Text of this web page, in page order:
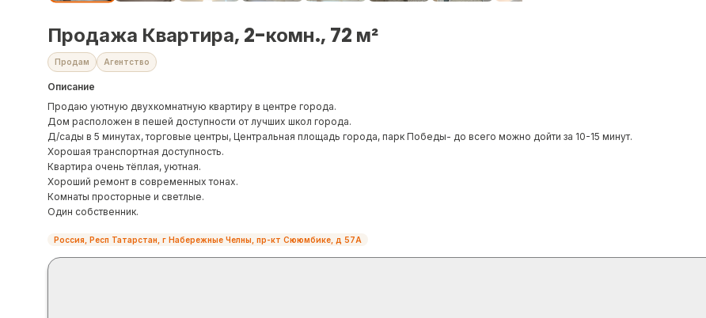
Продажа Квартира, 2-комн., 72 м²
Продам Агентство
Описание
Продаю уютную двухкомнатную квартиру в центре города.
Дом расположен в пешей доступности от лучших школ города.
Д/сады в 5 минутах, торговые центры, Центральная площадь города, парк Победы- до всего можно дойти за 10-15 минут.
Хорошая транспортная доступность.
Квартира очень тёплая, уютная.
Хороший ремонт в современных тонах.
Комнаты просторные и светлые.
Один собственник.
Россия, Респ Татарстан, г Набережные Челны, пр-кт Сююмбике, д 57А